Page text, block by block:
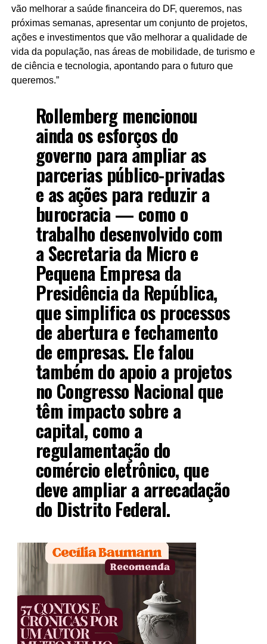
vão melhorar a saúde financeira do DF, queremos, nas
próximas semanas, apresentar um conjunto de projetos,
ações e investimentos que vão melhorar a qualidade de
vida da população, nas áreas de mobilidade, de turismo e
de ciência e tecnologia, apontando para o futuro que
queremos.”
Rollemberg mencionou
ainda os esforços do
governo para ampliar as
parcerias público-privadas
e as ações para reduzir a
burocracia — como o
trabalho desenvolvido com
a Secretaria da Micro e
Pequena Empresa da
Presidência da República,
que simplifica os processos
de abertura e fechamento
de empresas. Ele falou
também do apoio a projetos
no Congresso Nacional que
têm impacto sobre a
capital, como a
regulamentação do
comércio eletrônico, que
deve ampliar a arrecadação
do Distrito Federal.